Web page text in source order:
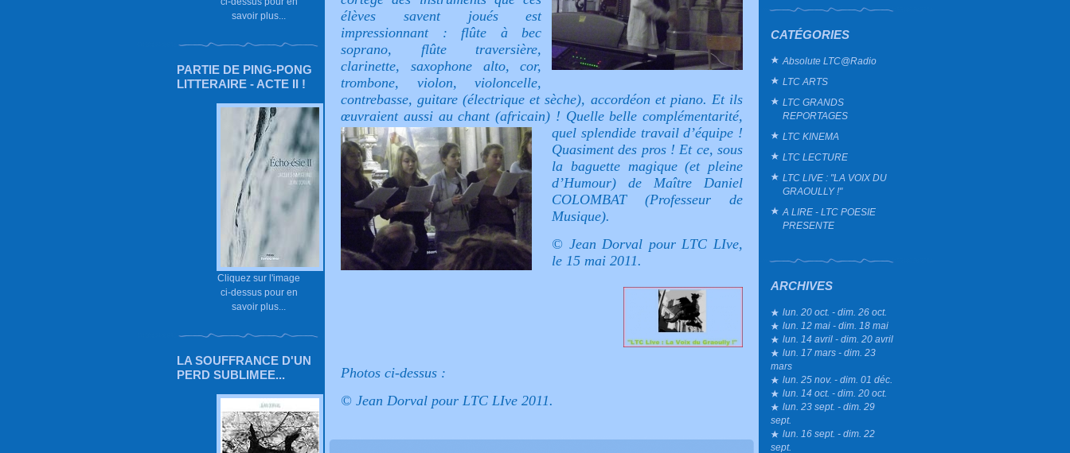
savoir plus...
PARTIE DE PING-PONG
LITTERAIRE - ACTE II !
Cliquez sur l'image
ci-dessus pour en
savoir plus...
LA SOUFFRANCE D'UN
PERD SUBLIMEE...
CATÉGORIES
Absolute LTC@Radio
LTC ARTS
LTC GRANDS
REPORTAGES
LTC KINEMA
LTC LECTURE
LTC LIVE : "LA VOIX DU
GRAOULLY !"
A LIRE - LTC POESIE
PRESENTE
ARCHIVES
lun. 20 oct. - dim. 26 oct.
lun. 12 mai - dim. 18 mai
lun. 14 avril - dim. 20 avril
lun. 17 mars - dim. 23
mars
lun. 25 nov. - dim. 01 déc.
lun. 14 oct. - dim. 20 oct.
lun. 23 sept. - dim. 29
sept.
lun. 16 sept. - dim. 22
sept.
élèves savent joués est
impressionnant : flûte à bec
soprano, flûte traversière,
clarinette, saxophone alto, cor,
trombone, violon, violoncelle,
contrebasse, guitare (électrique et sèche), accordéon et piano. Et ils
œuvraient aussi au chant (africain) ! Quelle belle complémentarité,
quel splendide travail d’équipe !
Quasiment des pros ! Et ce, sous
la baguette magique (et pleine
d’Humour) de Maître Daniel
COLOMBAT (Professeur de
Musique).
© Jean Dorval pour LTC LIve,
le 15 mai 2011.
Photos ci-dessus :
© Jean Dorval pour LTC LIve 2011.